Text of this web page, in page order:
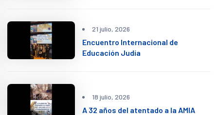
21 julio, 2026
Encuentro Internacional de
Educación Judía
18 julio, 2026
A 32 años del atentado a la AMIA